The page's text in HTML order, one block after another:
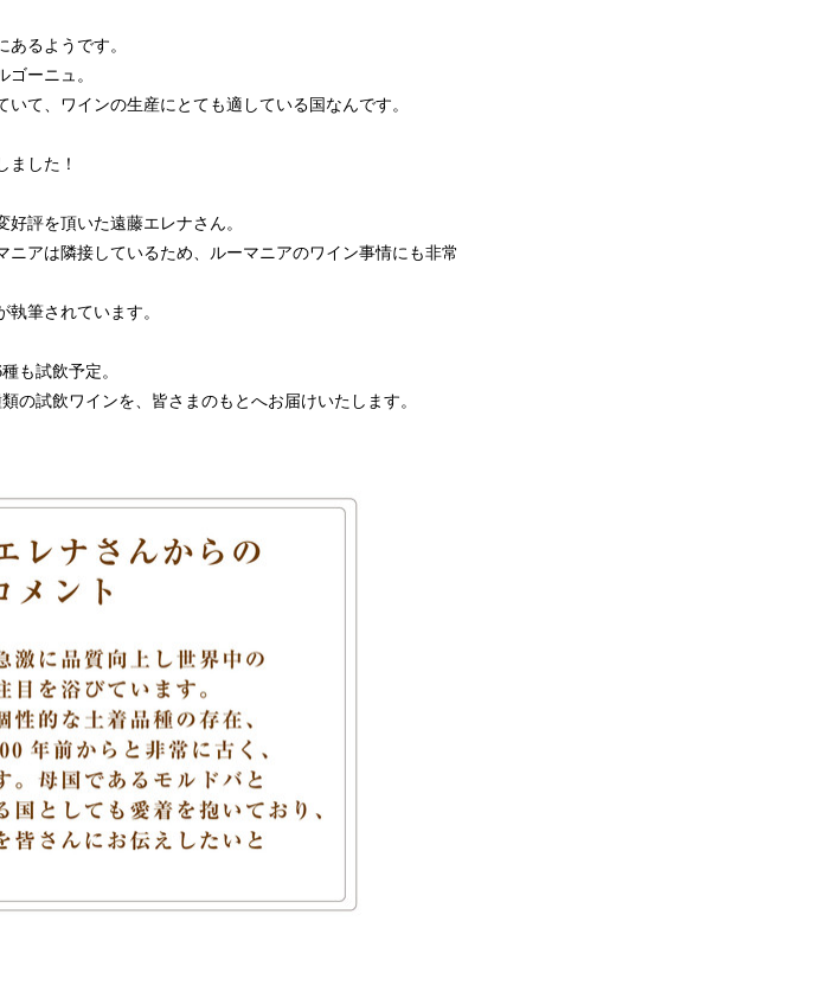
るようです。
ーニュ。
て、ワインの生産にとても適している国なんです。
ました！
評を頂いた遠藤エレナさん。
アは隣接しているため、ルーマニアのワイン事情にも非常
筆されています。
も試飲予定。
の試飲ワインを、皆さまのもとへお届けいたします。